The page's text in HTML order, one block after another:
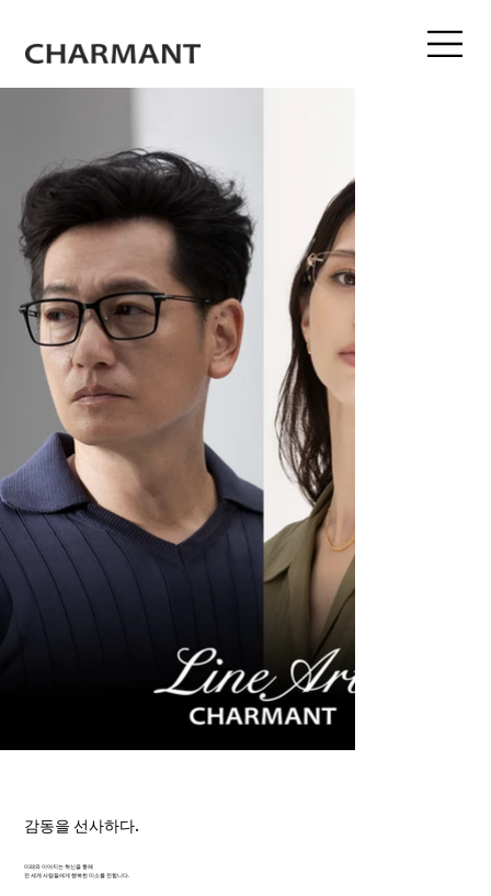
감동을 선사하다.
미래와 이어지는 혁신을 통해
전 세계 사람들에게 행복한 미소를 전합니다.